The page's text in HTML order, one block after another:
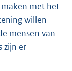
met het
willen
mensen van
zijn er